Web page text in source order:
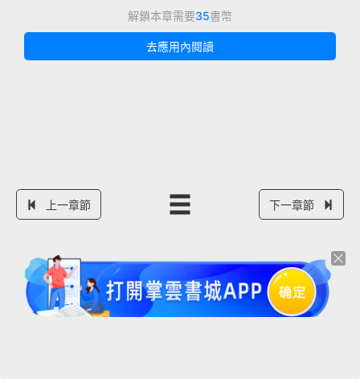
解鎖本章需要35書幣
去應用內閱讀
上一章節 下一章節